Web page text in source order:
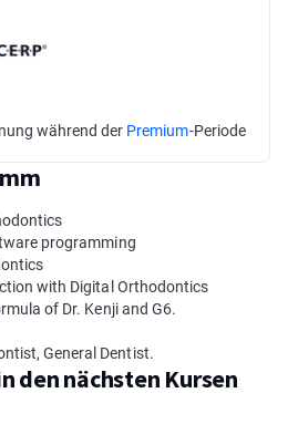
während der Premium-Periode
programming
with Digital Orthodontics
of Dr. Kenji and G6.
General Dentist.
den nächsten Kursen